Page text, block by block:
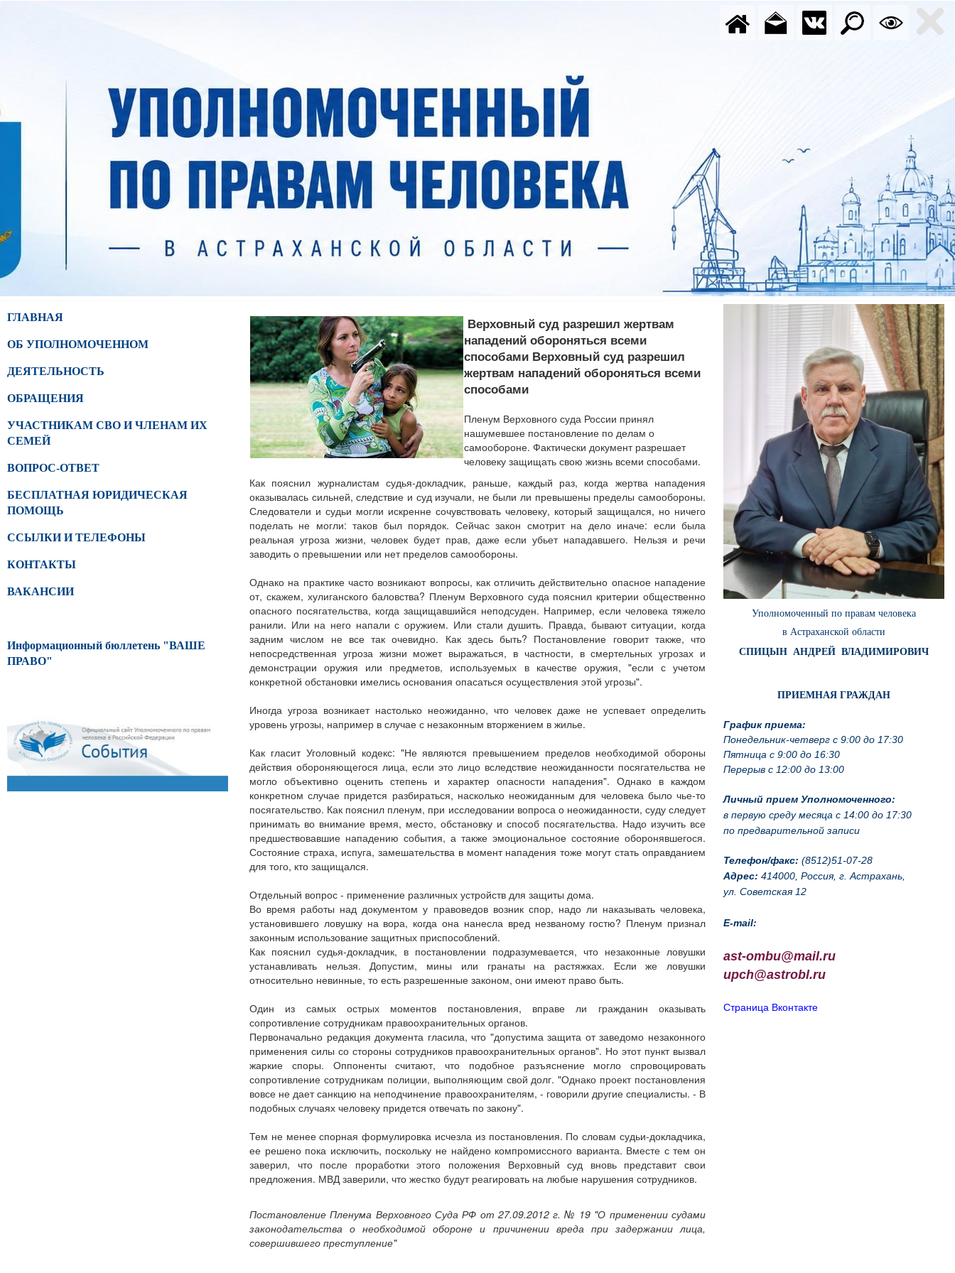
ГЛАВНАЯ
ОБ УПОЛНОМОЧЕННОМ
ДЕЯТЕЛЬНОСТЬ
ОБРАЩЕНИЯ
УЧАСТНИКАМ СВО И ЧЛЕНАМ ИХ
СЕМЕЙ
ВОПРОС-ОТВЕТ
БЕСПЛАТНАЯ ЮРИДИЧЕСКАЯ
ПОМОЩЬ
ССЫЛКИ И ТЕЛЕФОНЫ
КОНТАКТЫ
ВАКАНСИИ
Информационный бюллетень "ВАШЕ
ПРАВО"
Уполномоченный по правам человека
в Астраханской области
СПИЦЫН АНДРЕЙ ВЛАДИМИРОВИЧ
ПРИЕМНАЯ ГРАЖДАН
График приема:
Понедельник-четверг с 9:00 до 17:30
Пятница с 9:00 до 16:30
Перерыв с 12:00 до 13:00
Личный прием Уполномоченного:
в первую среду месяца с 14:00 до 17:30
по предварительной записи
Телефон/факс: (8512)51-07-28
Адрес: 414000, Россия, г. Астрахань,
ул. Советская 12
E-mail:
ast-ombu@mail.ru
upch@astrobl.ru
Страница Вконтакте
Верховный суд разрешил жертвам
нападений обороняться всеми
способами Верховный суд разрешил
жертвам нападений обороняться всеми
способами
Пленум Верховного суда России принял
нашумевшее постановление по делам о
самообороне. Фактически документ разрешает
человеку защищать свою жизнь всеми способами.
Как пояснил журналистам судья-докладчик, раньше, каждый раз, когда жертва нападения
оказывалась сильней, следствие и суд изучали, не были ли превышены пределы самообороны.
Следователи и судьи могли искренне сочувствовать человеку, который защищался, но ничего
поделать не могли: таков был порядок. Сейчас закон смотрит на дело иначе: если была
реальная угроза жизни, человек будет прав, даже если убьет нападавшего. Нельзя и речи
заводить о превышении или нет пределов самообороны.
Однако на практике часто возникают вопросы, как отличить действительно опасное нападение
от, скажем, хулиганского баловства? Пленум Верховного суда пояснил критерии общественно
опасного посягательства, когда защищавшийся неподсуден. Например, если человека тяжело
ранили. Или на него напали с оружием. Или стали душить. Правда, бывают ситуации, когда
задним числом не все так очевидно. Как здесь быть? Постановление говорит также, что
непосредственная угроза жизни может выражаться, в частности, в смертельных угрозах и
демонстрации оружия или предметов, используемых в качестве оружия, "если с учетом
конкретной обстановки имелись основания опасаться осуществления этой угрозы".
Иногда угроза возникает настолько неожиданно, что человек даже не успевает определить
уровень угрозы, например в случае с незаконным вторжением в жилье.
Как гласит Уголовный кодекс: "Не являются превышением пределов необходимой обороны
действия обороняющегося лица, если это лицо вследствие неожиданности посягательства не
могло объективно оценить степень и характер опасности нападения". Однако в каждом
конкретном случае придется разбираться, насколько неожиданным для человека было чье-то
посягательство. Как пояснил пленум, при исследовании вопроса о неожиданности, суду следует
принимать во внимание время, место, обстановку и способ посягательства. Надо изучить все
предшествовавшие нападению события, а также эмоциональное состояние оборонявшегося.
Состояние страха, испуга, замешательства в момент нападения тоже могут стать оправданием
для того, кто защищался.
Отдельный вопрос - применение различных устройств для защиты дома.
Во время работы над документом у правоведов возник спор, надо ли наказывать человека,
установившего ловушку на вора, когда она нанесла вред незваному гостю? Пленум признал
законным использование защитных приспособлений.
Как пояснил судья-докладчик, в постановлении подразумевается, что незаконные ловушки
устанавливать нельзя. Допустим, мины или гранаты на растяжках. Если же ловушки
относительно невинные, то есть разрешенные законом, они имеют право быть.
Один из самых острых моментов постановления, вправе ли гражданин оказывать
сопротивление сотрудникам правоохранительных органов.
Первоначально редакция документа гласила, что "допустима защита от заведомо незаконного
применения силы со стороны сотрудников правоохранительных органов". Но этот пункт вызвал
жаркие споры. Оппоненты считают, что подобное разъяснение могло спровоцировать
сопротивление сотрудникам полиции, выполняющим свой долг. "Однако проект постановления
вовсе не дает санкцию на неподчинение правоохранителям, - говорили другие специалисты. - В
подобных случаях человеку придется отвечать по закону".
Тем не менее спорная формулировка исчезла из постановления. По словам судьи-докладчика,
ее решено пока исключить, поскольку не найдено компромиссного варианта. Вместе с тем он
заверил, что после проработки этого положения Верховный суд вновь представит свои
предложения. МВД заверили, что жестко будут реагировать на любые нарушения сотрудников.
Постановление Пленума Верховного Суда РФ от 27.09.2012 г. № 19 "О применении судами
законодательства о необходимой обороне и причинении вреда при задержании лица,
совершившего преступление"